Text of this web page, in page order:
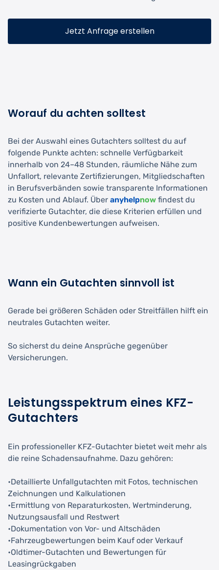
Jetzt Anfrage erstellen
Worauf du achten solltest
Bei der Auswahl eines Gutachters solltest du auf
folgende Punkte achten: schnelle Verfügbarkeit
innerhalb von 24–48 Stunden, räumliche Nähe zum
Unfallort, relevante Zertifizierungen, Mitgliedschaften
in Berufsverbänden sowie transparente Informationen
zu Kosten und Ablauf. Über anyhelpnow findest du
verifizierte Gutachter, die diese Kriterien erfüllen und
positive Kundenbewertungen aufweisen.
Wann ein Gutachten sinnvoll ist
Gerade bei größeren Schäden oder Streitfällen hilft ein
neutrales Gutachten weiter.
So sicherst du deine Ansprüche gegenüber
Versicherungen.
Leistungsspektrum eines KFZ-
Gutachters
Ein professioneller KFZ-Gutachter bietet weit mehr als
die reine Schadensaufnahme. Dazu gehören:
•Detaillierte Unfallgutachten mit Fotos, technischen
Zeichnungen und Kalkulationen
•Ermittlung von Reparaturkosten, Wertminderung,
Nutzungsausfall und Restwert
•Dokumentation von Vor- und Altschäden
•Fahrzeugbewertungen beim Kauf oder Verkauf
•Oldtimer-Gutachten und Bewertungen für
Leasingrückgaben